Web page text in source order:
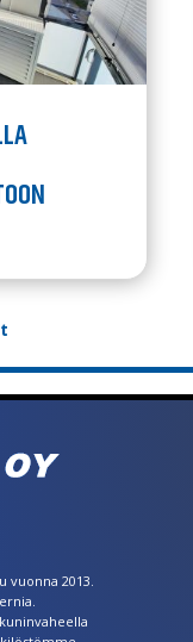
2013.